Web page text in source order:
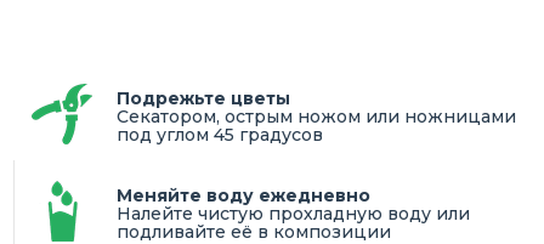
Подрежьте цветы
Секатором, острым ножом или ножницами
под углом 45 градусов
Меняйте воду ежедневно
Налейте чистую прохладную воду или
подливайте её в композиции